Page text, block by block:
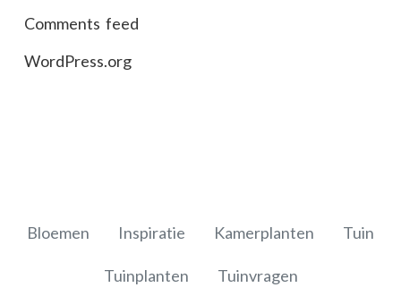
Comments feed
WordPress.org
Bloemen Inspiratie Kamerplanten Tuin
Tuinplanten Tuinvragen